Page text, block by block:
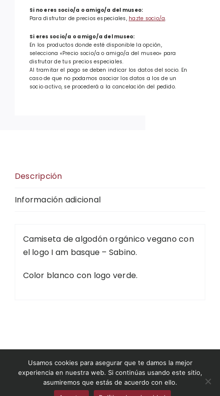
I
am
basque
-
Sabino
cantidad
Si no eres socio/a o amigo/a del museo:
Para disfrutar de precios especiales, hazte socio/a.
Si eres socio/a o amigo/a del museo:
En los productos donde esté disponible la opción,
selecciona «Precio socio/a o amigo/a del museo» para
disfrutar de tus precios especiales.
Al tramitar el pago se deben indicar los datos del socio. En
caso de que no podamos asociar los datos a los de un
socio activo, se procederá a la cancelación del pedido.
Descripción
Información adicional
Camiseta de algodón orgánico vegano con
el logo I am basque – Sabino.
Color blanco con logo verde.
©2026 Museo del Nacionalismo Vasco
museodelnacionalismovasco.eus | Condiciones
Usamos cookies para asegurar que te damos la mejor
experiencia en nuestra web. Si continúas usando este sitio,
asumiremos que estás de acuerdo con ello.